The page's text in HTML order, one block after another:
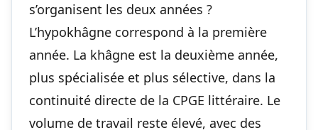
s’organisent les deux années ?
L’hypokhâgne correspond à la première
année. La khâgne est la deuxième année,
plus spécialisée et plus sélective, dans la
continuité directe de la CPGE littéraire. Le
volume de travail reste élevé, avec des